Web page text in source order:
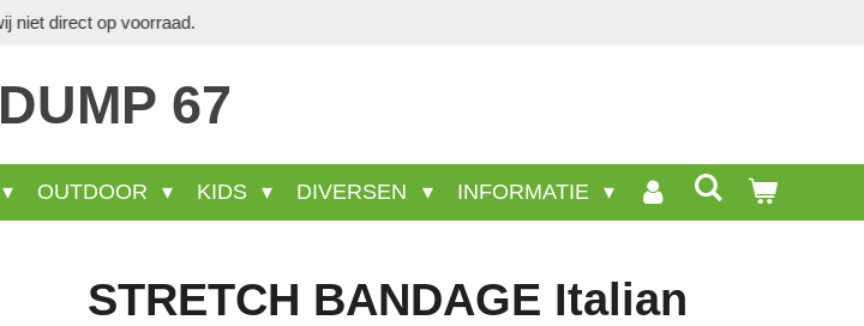
Veel wel aanwezige producten staan niet op deze site.
DUMP 67
OUTDOOR KIDS DIVERSEN INFORMATIE
STRETCH BANDAGE Italian